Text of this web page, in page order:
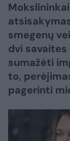
smegenų
dvi
sumažėti
to,
pagerinti